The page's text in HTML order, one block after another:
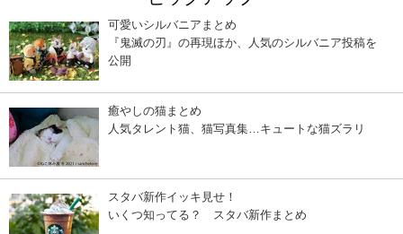
可愛いシルバニアまとめ
『鬼滅の刃』の再現ほか、人気のシルバニア投稿を
公開
癒やしの猫まとめ
人気タレント猫、猫写真集…キュートな猫ズラリ
スタバ新作イッキ見せ！
いくつ知ってる？ スタバ新作まとめ